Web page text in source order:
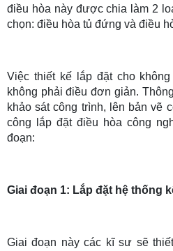
điều hòa này được chia làm 2
chọn: điều hòa tủ đứng và điều
Việc thiết kế lắp đặt cho
không phải điều đơn giản.
khảo sát công trình, lên bản vẽ
công lắp đặt điều hòa công
đoạn:
Giai đoạn 1: Lắp đặt hệ thống
Giai đoạn này các kĩ sư sẽ